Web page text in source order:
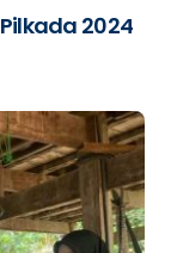
2024